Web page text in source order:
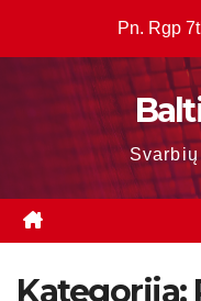
Pn. Rgp
Kategorija: